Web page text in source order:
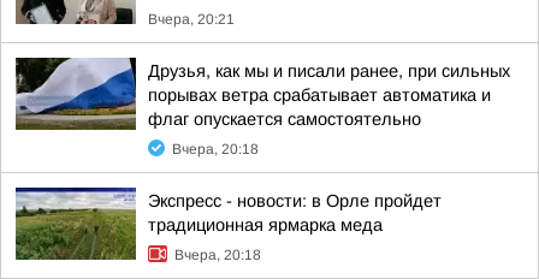
Вчера, 20:21
Друзья, как мы и писали ранее, при сильных
порывах ветра срабатывает автоматика и
флаг опускается самостоятельно
Вчера, 20:18
Экспресс - новости: в Орле пройдет
традиционная ярмарка меда
Вчера, 20:18